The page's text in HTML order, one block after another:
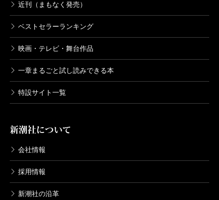
近刊（まもなく発売）
ベストセラーランキング
映画・テレビ・舞台作品
一章まるごと試し読みできる本
特設サイト一覧
新潮社について
会社情報
採用情報
新潮社の沿革